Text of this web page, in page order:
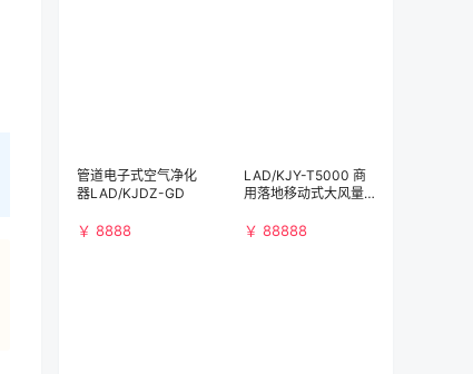
管道电子式空气净化
器LAD/KJDZ-GD
￥ 8888
LAD/KJY-T5000 商
用落地移动式大风量
￥ 88888